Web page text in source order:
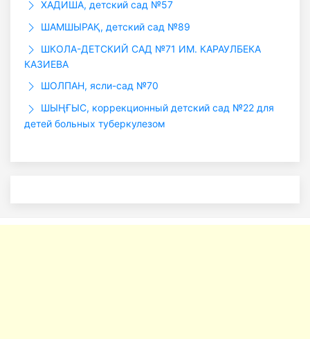
ХАДИША, детский сад №57
ШАМШЫРАҚ, детский сад №89
ШКОЛА-ДЕТСКИЙ САД №71 ИМ. КАРАУЛБЕКА
КАЗИЕВА
ШОЛПАН, ясли-сад №70
ШЫҢҒЫС, коррекционный детский сад №22 для
детей больных туберкулезом